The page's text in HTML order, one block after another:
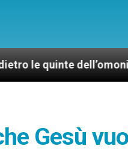
dell’omonimo film di
Gesù